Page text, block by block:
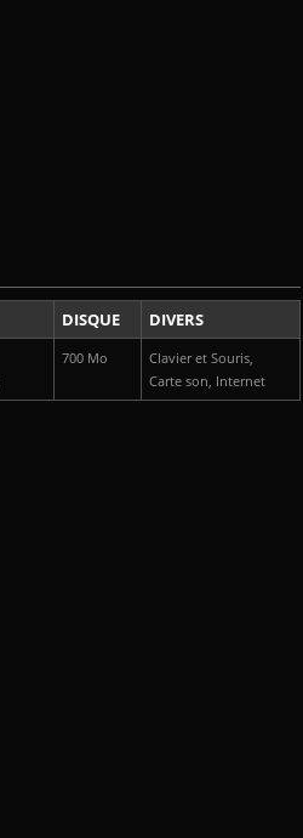
DISQUE DIVERS
700 Mo
Clavier et Souris,
Carte son, Internet